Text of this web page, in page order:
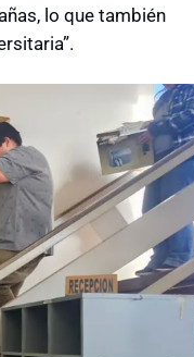
lo que también